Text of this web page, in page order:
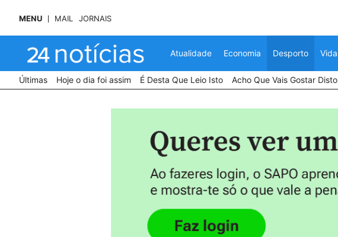
MENU MAIL JORNAIS
Atualidade Economia Desporto Vida
Últimas Hoje o dia foi assim É Desta Que Leio Isto Acho Que Vais Gostar Disto